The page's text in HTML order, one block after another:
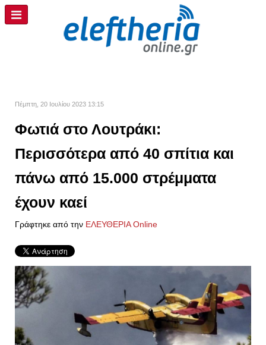
Πέμπτη, 20 Ιουλίου 2023 13:15
Φωτιά στο Λουτράκι:
Περισσότερα από 40 σπίτια και
πάνω από 15.000 στρέμματα
έχουν καεί
Γράφτηκε από την ΕΛΕΥΘΕΡΙΑ Online